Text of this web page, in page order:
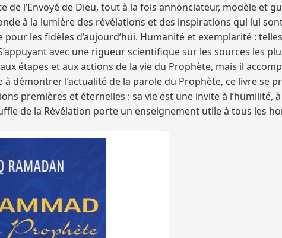
de l’Envoyé de Dieu, tout à la fois annonciateur, modèle et
à la lumière des révélations et des inspirations qui lui
les fidèles d’aujourd’hui. Humanité et exemplarité :
avec une rigueur scientifique sur les sources les
étapes et aux actions de la vie du Prophète, mais il
à démontrer l’actualité de la parole du Prophète, ce livre
premières et éternelles : sa vie est une invite à
de la Révélation porte un enseignement utile à tous les